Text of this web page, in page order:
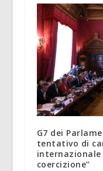
G7 dei
tentativo di
coercizione”